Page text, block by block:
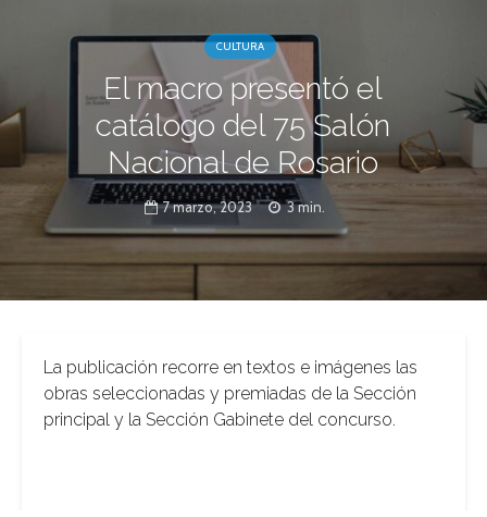
CULTURA
El macro presentó el
catálogo del 75 Salón
Nacional de Rosario
7 marzo, 2023 3 min.
La publicación recorre en textos e imágenes las
obras seleccionadas y premiadas de la Sección
principal y la Sección Gabinete del concurso.